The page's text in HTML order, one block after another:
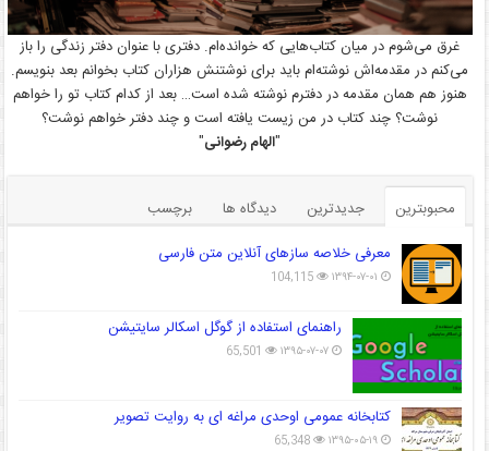
غرق می‌شوم در میان کتاب‌هایی که خوانده‌ام. دفتری با عنوان دفتر زندگی را باز
می‌کنم در مقدمه‌اش نوشته‌ام باید برای نوشتنش هزاران کتاب بخوانم بعد بنویسم.
هنوز هم همان مقدمه در دفترم نوشته شده است… بعد از کدام کتاب تو را خواهم
نوشت؟ چند کتاب در من زیست یافته است و چند دفتر خواهم نوشت؟
"الهام رضوانی"
محبوبترین جدیدترین دیدگاه ها
برچسب
معرفی خلاصه سازهای آنلاین متن فارسی
۱۳۹۴-۰۷-۰۱ 104,115
راهنمای استفاده از گوگل اسکالر سایتیشن
۱۳۹۵-۰۷-۰۷ 65,501
کتابخانه عمومی اوحدی مراغه ای به روایت تصویر
۱۳۹۵-۰۵-۱۹ 65,348